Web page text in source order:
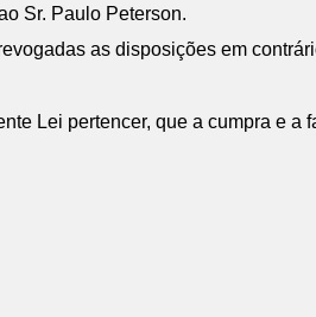
Sr. Paulo Peterson.
as disposições em
Lei pertencer, que a cumpra e a